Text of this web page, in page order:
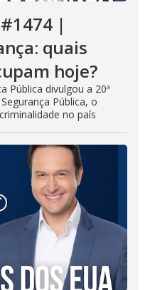
|
quais
hoje?
Pública divulgou a 20ª
Pública, o
no país